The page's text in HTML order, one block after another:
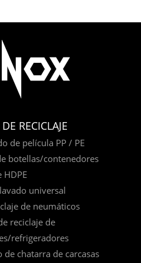
RECICLAJE
de película PP / PE
botellas/contenedores
HDPE
universal
de neumáticos
reciclaje de
refrigeradores
de chatarra de carcasas